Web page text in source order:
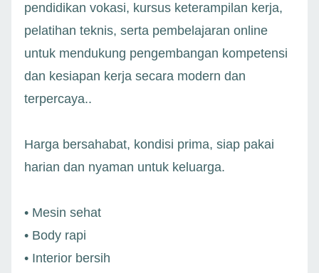
pendidikan vokasi, kursus keterampilan kerja,
pelatihan teknis, serta pembelajaran online
untuk mendukung pengembangan kompetensi
dan kesiapan kerja secara modern dan
terpercaya..
Harga bersahabat, kondisi prima, siap pakai
harian dan nyaman untuk keluarga.
• Mesin sehat
• Body rapi
• Interior bersih